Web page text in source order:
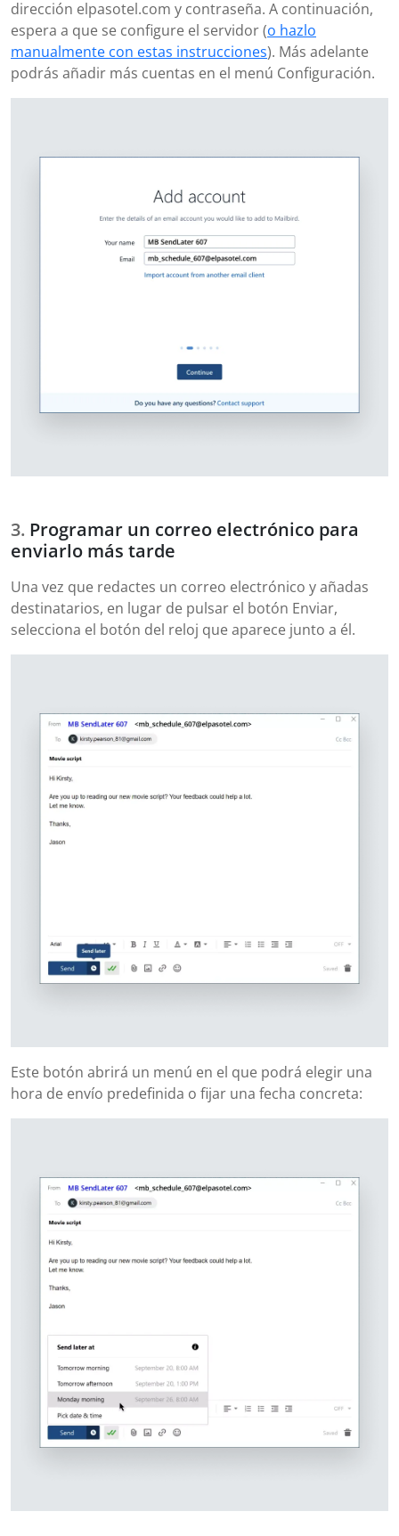
dirección elpasotel.com y contraseña. A continuación,
espera a que se configure el servidor (o hazlo
manualmente con estas instrucciones). Más adelante
podrás añadir más cuentas en el menú Configuración.
Programar un correo electrónico para
enviarlo más tarde
Una vez que redactes un correo electrónico y añadas
destinatarios, en lugar de pulsar el botón Enviar,
selecciona el botón del reloj que aparece junto a él.
Este botón abrirá un menú en el que podrá elegir una
hora de envío predefinida o fijar una fecha concreta: